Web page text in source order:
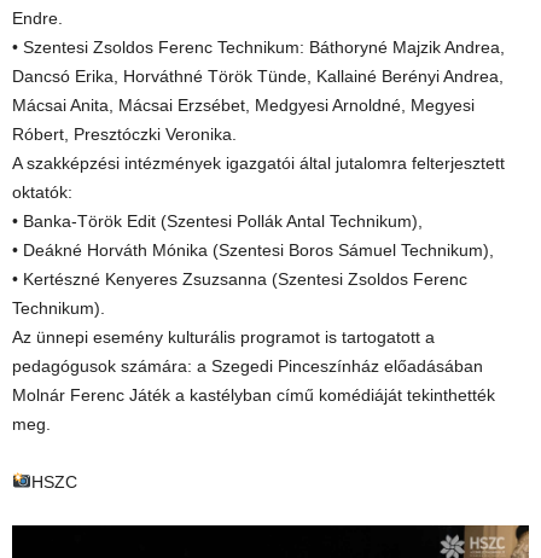
Endre.
• Szentesi Zsoldos Ferenc Technikum: Báthoryné Majzik Andrea,
Dancsó Erika, Horváthné Török Tünde, Kallainé Berényi Andrea,
Mácsai Anita, Mácsai Erzsébet, Medgyesi Arnoldné, Megyesi
Róbert, Presztóczki Veronika.
A szakképzési intézmények igazgatói által jutalomra felterjesztett
oktatók:
• Banka-Török Edit (Szentesi Pollák Antal Technikum),
• Deákné Horváth Mónika (Szentesi Boros Sámuel Technikum),
• Kertészné Kenyeres Zsuzsanna (Szentesi Zsoldos Ferenc
Technikum).
Az ünnepi esemény kulturális programot is tartogatott a
pedagógusok számára: a Szegedi Pinceszínház előadásában
Molnár Ferenc Játék a kastélyban című komédiáját tekinthették
meg.
HSZC